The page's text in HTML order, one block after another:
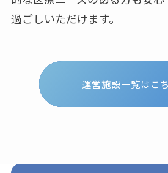
過ごしいただけます。
運営施設一覧はこ